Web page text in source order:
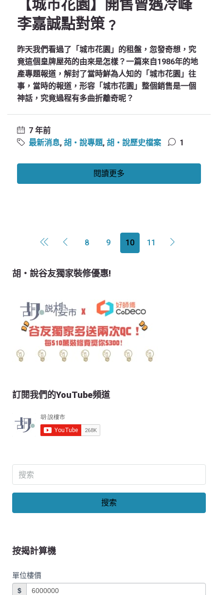
【城市花園】開售曾遇冷峰
李嘉誠點對策﹖
昨天我們看過了「城市花園」的租盤，忽發奇想，究
竟這個皇牌屋苑的由來是怎樣？一篇來自1986年的地
產專題報道，解封了當時鮮為人知的「城市花園」往
事，當時的報道，形容「城市花園」整個銷售是一個
神話，究竟過程有多曲折離奇呢？
7 年前
最新消息, 胡‧說專題, 胡‧說歷史檔案 1
閱讀更多
8 9 10 11
胡‧說谷友獨家裝修優惠!
訂閱我們的YouTube頻道
搜索
按揭計算機
單位樓價
$